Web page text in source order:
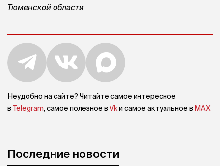
Тюменской области
Неудобно на сайте? Читайте самое интересное
в Telegram, самое полезное в Vkи самое актуальное в MAX
Последние новости